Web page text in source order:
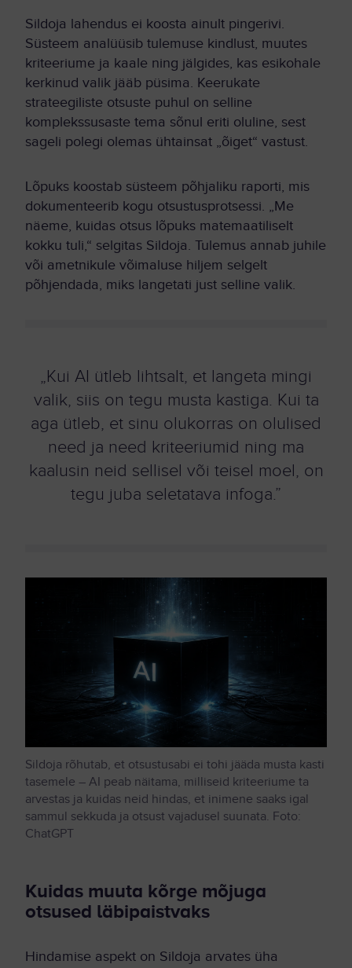
Sildoja lahendus ei koosta ainult pingerivi.
Süsteem analüüsib tulemuse kindlust, muutes
kriteeriume ja kaale ning jälgides, kas esikohale
kerkinud valik jääb püsima. Keerukate
strateegiliste otsuste puhul on selline
komplekssusaste tema sõnul eriti oluline, sest
sageli polegi olemas ühtainsat „õiget“ vastust.
Lõpuks koostab süsteem põhjaliku raporti, mis
dokumenteerib kogu otsustusprotsessi. „Me
näeme, kuidas otsus lõpuks matemaatiliselt
kokku tuli,“ selgitas Sildoja. Tulemus annab juhile
või ametnikule võimaluse hiljem selgelt
põhjendada, miks langetati just selline valik.
„Kui AI ütleb lihtsalt, et langeta mingi
valik, siis on tegu musta kastiga. Kui ta
aga ütleb, et sinu olukorras on olulised
need ja need kriteeriumid ning ma
kaalusin neid sellisel või teisel moel, on
tegu juba seletatava infoga.”
Sildoja rõhutab, et otsustusabi ei tohi jääda musta kasti
tasemele – AI peab näitama, milliseid kriteeriume ta
arvestas ja kuidas neid hindas, et inimene saaks igal
sammul sekkuda ja otsust vajadusel suunata. Foto:
ChatGPT
Kuidas muuta kõrge mõjuga
otsused läbipaistvaks
Hindamise aspekt on Sildoja arvates üha